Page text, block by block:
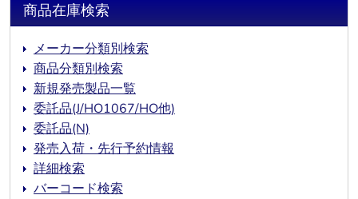
商品在庫検索
メーカー分類別検索
商品分類別検索
新規発売製品一覧
委託品(J/HO1067/HO他)
委託品(N)
発売入荷・先行予約情報
詳細検索
バーコード検索